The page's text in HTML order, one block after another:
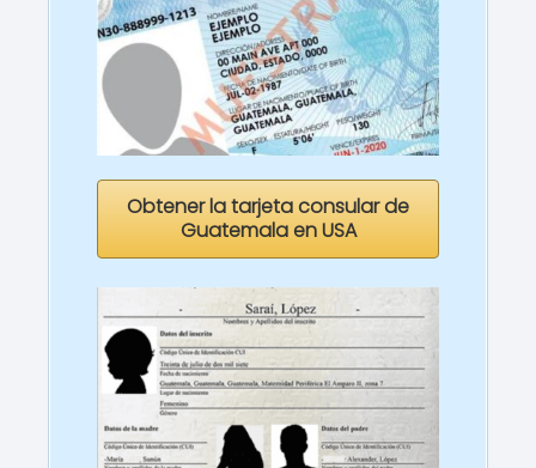
Obtener la tarjeta consular de
Guatemala en USA